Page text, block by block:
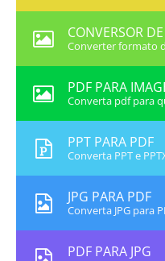
CONVERSOR
Converter formato
PDF PARA
Converta pdf para
PPT PARA PDF
Converta PPT e
JPG PARA PDF
Converta JPG para
PDF PARA JPG